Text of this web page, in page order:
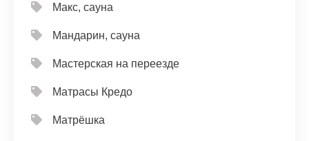
Макс, сауна
Мандарин, сауна
Мастерская на переезде
Матрасы Кредо
Матрёшка